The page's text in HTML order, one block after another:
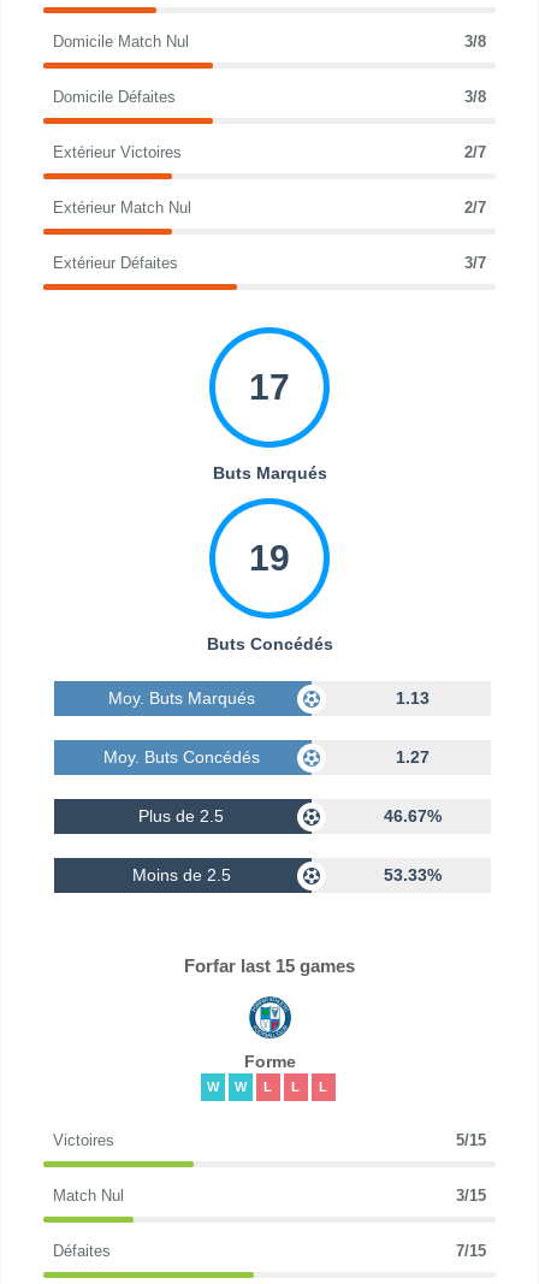
Domicile Match Nul 3/8
Domicile Défaites 3/8
Extérieur Victoires 2/7
Extérieur Match Nul 2/7
Extérieur Défaites 3/7
17
Buts Marqués
19
Buts Concédés
Moy. Buts Marqués 1.13
Moy. Buts Concédés 1.27
Plus de 2.5 46.67%
Moins de 2.5 53.33%
Forfar last 15 games
Forme
W W L L L
Victoires 5/15
Match Nul 3/15
Défaites 7/15